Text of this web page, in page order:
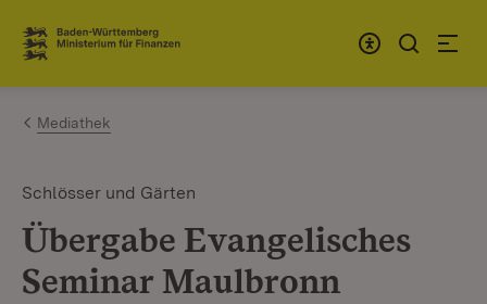
Zum Inhalt springen
Link zur Startseite
Mediathek
Schlösser und Gärten
Übergabe Evangelisches
Seminar Maulbronn